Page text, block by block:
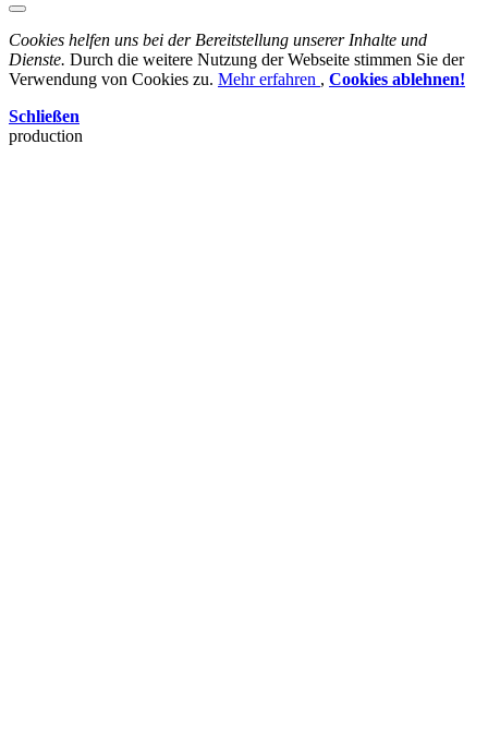
Cookies helfen uns bei der Bereitstellung unserer Inhalte und
Dienste. Durch die weitere Nutzung der Webseite stimmen Sie der
Verwendung von Cookies zu. Mehr erfahren , Cookies ablehnen!
Schließen
production